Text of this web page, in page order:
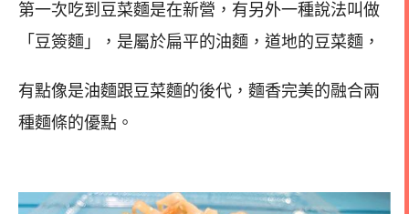
第一次吃到豆菜麵是在新營，有另外一種說法叫做
「豆簽麵」，是屬於扁平的油麵，道地的豆菜麵，
有點像是油麵跟豆菜麵的後代，麵香完美的融合兩
種麵條的優點。